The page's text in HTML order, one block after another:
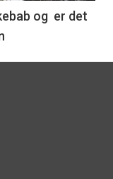
og er det